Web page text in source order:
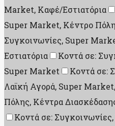
Market, Καφέ/Εστιατόρια
Super Market, Κέντρο
Συγκοινωνίες, Super
Εστιατόρια
Κοντά σε:
Super Market
Κοντά σε:
Λαϊκή Αγορά, Super
Πόλης, Κέντρα
Κοντά σε: